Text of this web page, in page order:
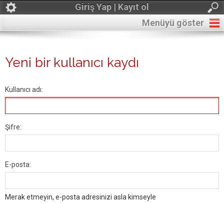
Giriş Yap | Kayıt ol
Menüyü göster
Yeni bir kullanıcı kaydı
Kullanıcı adı:
Şifre:
E-posta:
Merak etmeyin, e-posta adresinizi asla kimseyle